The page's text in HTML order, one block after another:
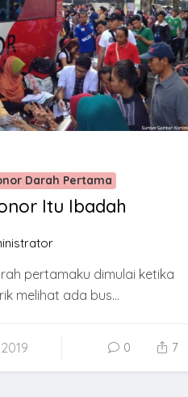
Darah Pertama
Itu Ibadah
pertamaku dimulai ketika
melihat ada bus...
0 7